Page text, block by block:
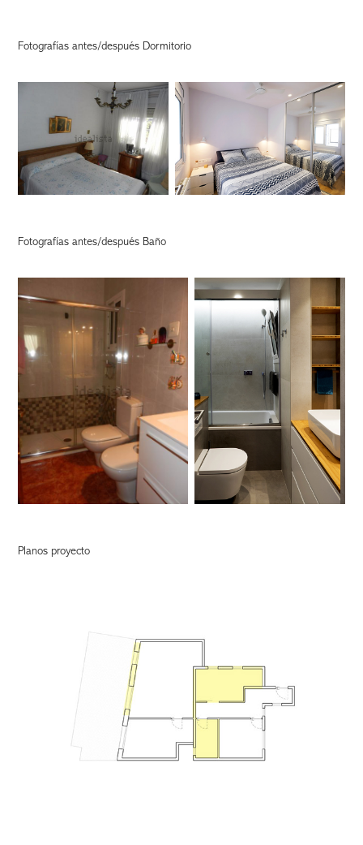
Fotografías antes/después Dormitorio
Fotografías antes/después Baño
Planos proyecto